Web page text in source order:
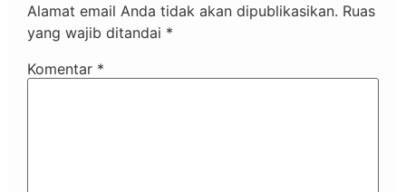
Alamat email Anda tidak akan dipublikasikan. Ruas
yang wajib ditandai *
Komentar *